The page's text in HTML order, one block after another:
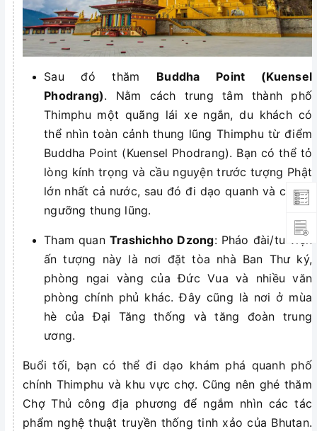
Sau đó thăm Buddha Point (Kuensel
Phodrang). Nằm cách trung tâm thành phố
Thimphu một quãng lái xe ngắn, du khách có
thể nhìn toàn cảnh thung lũng Thimphu từ điểm
Buddha Point (Kuensel Phodrang). Bạn có thể tỏ
lòng kính trọng và cầu nguyện trước tượng Phật
lớn nhất cả nước, sau đó đi dạo quanh và chiêm
ngưỡng thung lũng.
Tham quan Trashichho Dzong: Pháo đài/tu viện
ấn tượng này là nơi đặt tòa nhà Ban Thư ký,
phòng ngai vàng của Đức Vua và nhiều văn
phòng chính phủ khác. Đây cũng là nơi ở mùa
hè của Đại Tăng thống và tăng đoàn trung
ương.
Buổi tối, bạn có thể đi dạo khám phá quanh phố
chính Thimphu và khu vực chợ. Cũng nên ghé thăm
Chợ Thủ công địa phương để ngắm nhìn các tác
phẩm nghệ thuật truyền thống tinh xảo của Bhutan.